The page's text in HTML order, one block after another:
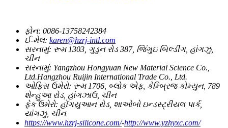
ફોન: 0086-13758242384
ઈ-મેલ: karen@hzrj-intl.com
સરનામું: રૂમ 1303, ગુડુન રોડ 387, જિંગુઇ બિલ્ડીંગ, હાંગઝુ,
ચીન
સરનામું: Yangzhou Hongyuan New Material Science Co.,
Ltd.Hangzhou Ruijin International Trade Co., Ltd.
ઓફિસ ઉમેરો: રૂમ 1706, બ્લોક એફ, કેમ્બ્રિજ કોમ્યુન, 789
શેન્હુઆ રોડ, હાંગઝાઉ, ચીન
ફેક ઉમેરો: હોંગયુઆન રોડ, શાઓબો ઇન્ડસ્ટ્રીયલ પાર્ક,
યાંગઝુ, ચીન
https://www.hzrj-silicone.com/-http://www.yzhyxc.com/